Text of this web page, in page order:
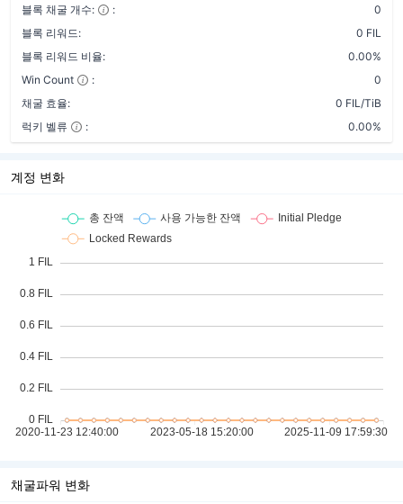
블록 채굴 개수:
:
0
블록 리워드:
0 FIL
블록 리워드 비율:
0.00%
Win Count
:
0
채굴 효율:
0 FIL/TiB
럭키 벨류
: 0.00%
계정 변화
채굴파워 변화